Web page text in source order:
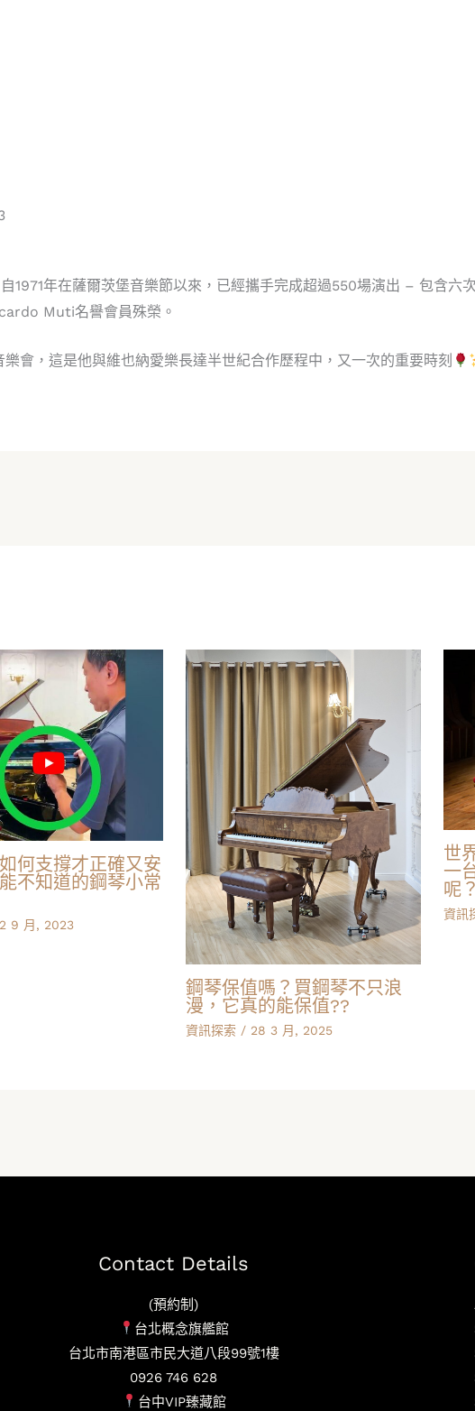
年在薩爾茨堡音樂節以來，已經攜手完成超過550場演出 – 包含六
Muti名譽會員殊榮。
會，這是他與維也納愛樂長達半世紀合作歷程中，又一次的重要時刻
何支撐才正確又安
不知道的鋼琴小常
9 月, 2023
鋼琴保值嗎？買鋼琴不只浪
漫，它真的能保值??
資訊探索 / 28 3 月, 2025
世
一
呢？
資訊
Contact Details
(預約制)
台北概念旗艦館
台北市南港區市民大道八段99號1樓
0926 746 628
台中VIP臻藏館